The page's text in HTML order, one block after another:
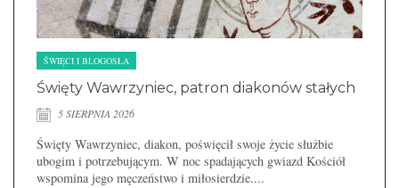
ŚWIĘCI I BŁOGOSŁA
Święty Wawrzyniec, patron diakonów stałych
5 SIERPNIA 2026
Święty Wawrzyniec, diakon, poświęcił swoje życie służbie
ubogim i potrzebującym. W noc spadających gwiazd Kościół
wspomina jego męczeństwo i miłosierdzie....